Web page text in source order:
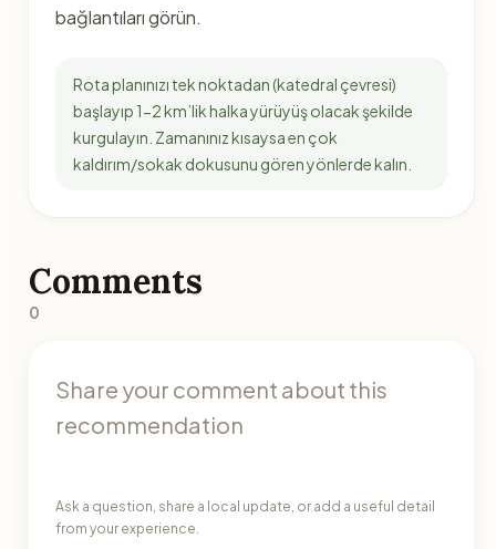
bağlantıları görün.
Rota planınızı tek noktadan (katedral çevresi)
başlayıp 1-2 km’lik halka yürüyüş olacak şekilde
kurgulayın. Zamanınız kısaysa en çok
kaldırım/sokak dokusunu gören yönlerde kalın.
Comments
0
Ask a question, share a local update, or add a useful detail
from your experience.